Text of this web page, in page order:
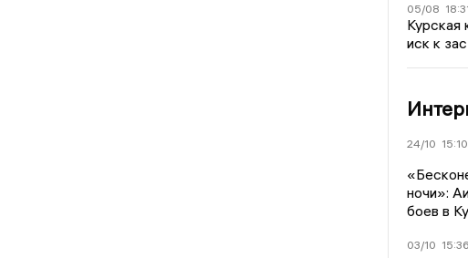
05/08
Курская
иск к
24/10 15:10
ночи»:
боев в
03/10 15:36